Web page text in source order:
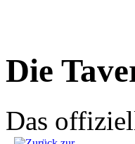
Die
Das